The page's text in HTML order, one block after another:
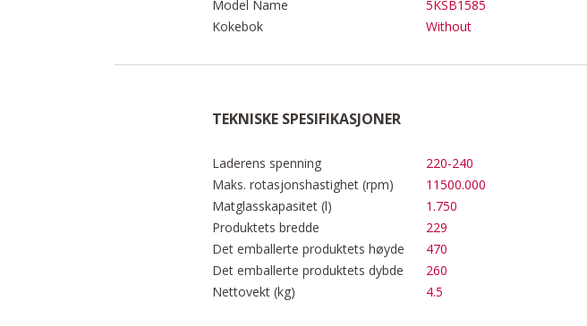
Model Name 5KSB1585
Kokebok
Without
TEKNISKE SPESIFIKASJONER
Laderens spenning 220-240
Maks. rotasjonshastighet (rpm)
11500.000
Matglasskapasitet (l)
1.750
Produktets bredde
229
Det emballerte produktets høyde
470
Det emballerte produktets dybde
260
Nettovekt (kg)
4.5